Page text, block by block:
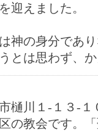
迎えました。
神の身分であ
とは思わず、
樋川１-１３-１
の教会です。